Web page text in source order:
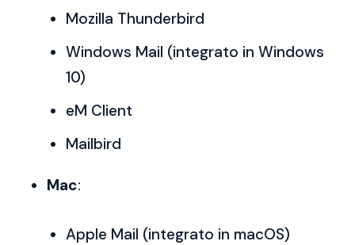
Mozilla Thunderbird
Windows Mail (integrato in Windows
10)
eM Client
Mailbird
Mac:
Apple Mail (integrato in macOS)